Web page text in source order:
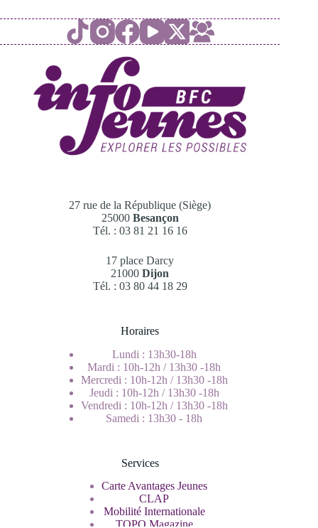
27 rue de la République (Siège)
25000 Besançon
Tél. : 03 81 21 16 16
17 place Darcy
21000Dijon
Tél. : 03 80 44 18 29
Horaires
Lundi : 13h30-18h
Mardi : 10h-12h / 13h30 -18h
Mercredi : 10h-12h / 13h30 -18h
Jeudi : 10h-12h / 13h30 -18h
Vendredi : 10h-12h / 13h30 -18h
Samedi : 13h30 - 18h
Services
Carte Avantages Jeunes
CLAP
Mobilité Internationale
TOPO Magazine